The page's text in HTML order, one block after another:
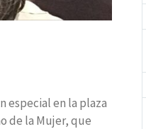
especial en la plaza
de la Mujer, que